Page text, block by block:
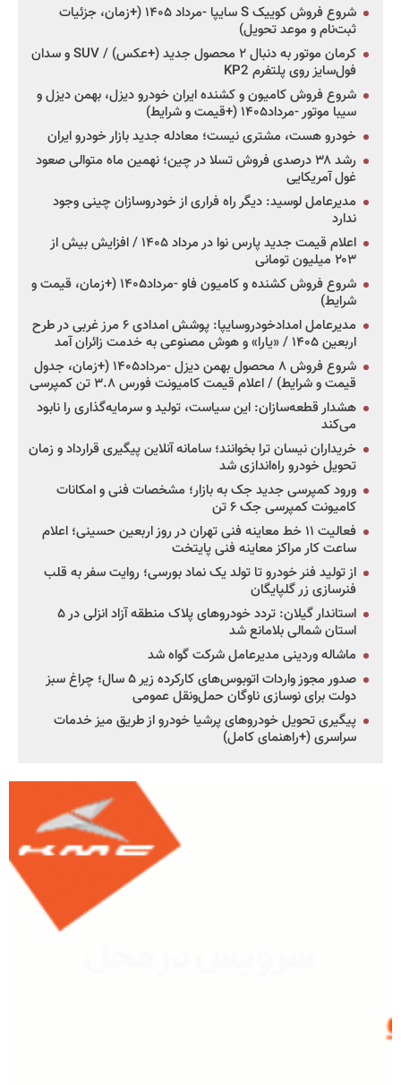
شروع فروش کوییک S سایپا -مرداد ۱۴۰۵ (+زمان، جزئیات
ثبت‌نام و موعد تحویل)
کرمان موتور به دنبال ۲ محصول جدید (+عکس) / SUV و سدان
فول‌سایز روی پلتفرم KP2
شروع فروش کامیون و کشنده ایران خودرو دیزل، بهمن دیزل و
سیبا موتور -مرداد۱۴۰۵ (+قیمت و شرایط)
خودرو هست، مشتری نیست؛ معادله جدید بازار خودرو ایران
رشد ۳۸ درصدی فروش تسلا در چین؛ نهمین ماه متوالی صعود
غول آمریکایی
مدیرعامل لوسید: دیگر راه فراری از خودروسازان چینی وجود
ندارد
اعلام قیمت جدید پارس نوا در مرداد ۱۴۰۵ / افزایش بیش از
۲۰۳ میلیون تومانی
شروع فروش کشنده و کامیون فاو -مرداد۱۴۰۵ (+زمان، قیمت و
شرایط)
مدیرعامل امدادخودروسایپا: پوشش امدادی ۶ مرز غربی در طرح
اربعین ۱۴۰۵ / «یارا» و هوش مصنوعی به خدمت زائران آمد
شروع فروش ۸ محصول بهمن دیزل -مرداد۱۴۰۵ (+زمان، جدول
قیمت و شرایط) / اعلام قیمت کامیونت فورس ۳.۸ تن کمپرسی
هشدار قطعه‌سازان: این سیاست، تولید و سرمایه‌گذاری را نابود
می‌کند
خریداران نیسان ترا بخوانند؛ سامانه آنلاین پیگیری قرارداد و زمان
تحویل خودرو راه‌اندازی شد
ورود کمپرسی جدید جک به بازار؛ مشخصات فنی و امکانات
کامیونت کمپرسی جک ۶ تن
فعالیت ۱۱ خط معاینه فنی تهران در روز اربعین حسینی؛ اعلام
ساعت کار مراکز معاینه فنی پایتخت
از تولید فنر خودرو تا تولد یک نماد بورسی؛ روایت سفر به قلب
فنرسازی زر گلپایگان
استاندار گیلان: تردد خودروهای پلاک منطقه آزاد انزلی در ۵
استان شمالی بلامانع شد
ماشاله وردینی مدیرعامل شرکت گواه شد
صدور مجوز واردات اتوبوس‌های کارکرده زیر ۵ سال؛ چراغ سبز
دولت برای نوسازی ناوگان حمل‌ونقل عمومی
پیگیری تحویل خودروهای پرشیا خودرو از طریق میز خدمات
سراسری (+راهنمای کامل)